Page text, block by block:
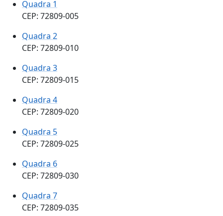
Quadra 1
CEP: 72809-005
Quadra 2
CEP: 72809-010
Quadra 3
CEP: 72809-015
Quadra 4
CEP: 72809-020
Quadra 5
CEP: 72809-025
Quadra 6
CEP: 72809-030
Quadra 7
CEP: 72809-035